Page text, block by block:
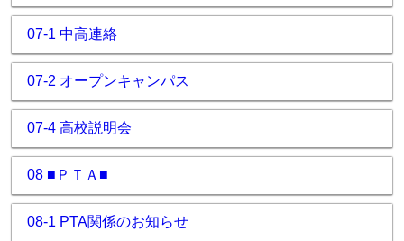
07-1 中高連絡
07-2 オープンキャンパス
07-4 高校説明会
08 ■ＰＴＡ■
08-1 PTA関係のお知らせ